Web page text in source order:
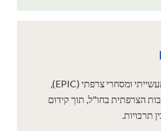
המכון הצרפתי, מוסד תעשייתי ומסחרי צרפתי (EPIC),
הצרפתית בחו"ל, תוך קידום
תרבויות.